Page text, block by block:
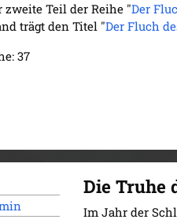
zweite Teil der Reihe "Der
trägt den Titel "Der Fluch
37
Die Truhe
Im Jahr der